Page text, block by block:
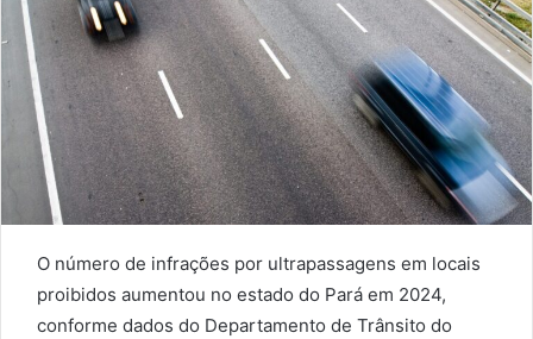
O número de infrações por ultrapassagens em locais
proibidos aumentou no estado do Pará em 2024,
conforme dados do Departamento de Trânsito do